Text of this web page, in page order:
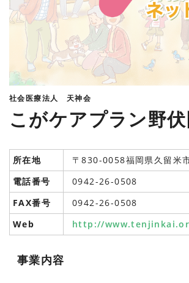
社会医療法人 天神会
こがケアプラン野伏
所在地
〒830-0058福岡県久留米
電話番号
0942-26-0508
FAX番号
0942-26-0508
Web
http://
事業内容